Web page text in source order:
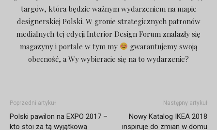
targów, która będzie ważnym wydarzeniem na mapie
designerskiej Polski. W gronie strategicznych patronów
medialnych tej edycji Interior Design Forum znalazły się
magazyny i portale w tym my
gwarantujemy swoją
obecność, a Wy wybieracie się na to wydarzenie?
Poprzedni artykuł
Polski pawilon na EXPO 2017 –
kto stoi za tą wyjątkową
Następny artykuł
Nowy Katalog IKEA 2018
inspiruje do zmian w domu